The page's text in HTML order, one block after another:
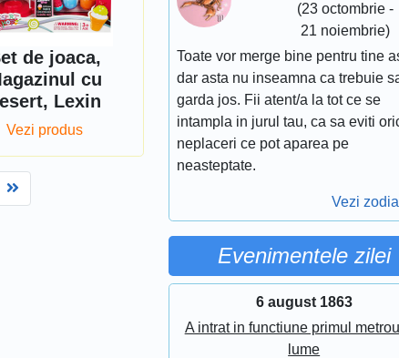
de joaca,
cu
Lexin
Vezi produs
(23 octombrie -
21 noiembrie)
Toate vor merge bine pentru tine
dar asta nu inseamna ca trebuie
garda jos. Fii atent/a la tot ce se
intampla in jurul tau, ca sa eviti
neplaceri ce pot aparea pe
neasteptate.
Vezi
Evenimentele zilei
6 august 1863
A intrat in functiune primul
lume